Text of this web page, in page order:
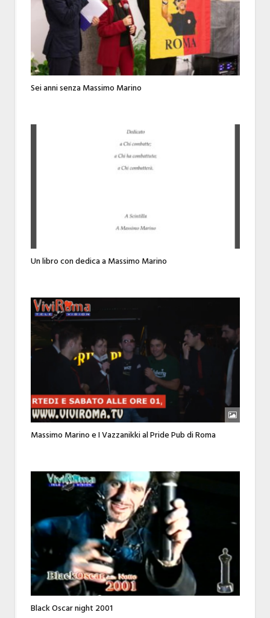
Sei anni senza Massimo Marino
Un libro con dedica a Massimo Marino
Massimo Marino e I Vazzanikki al Pride Pub di Roma
Black Oscar night 2001